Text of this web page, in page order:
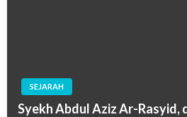
SEJARAH
Syekh Abdul Aziz Ar-Rasyid,